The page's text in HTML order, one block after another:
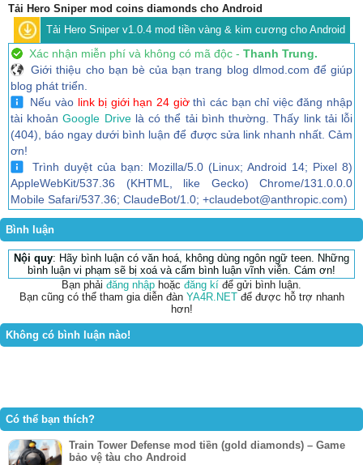
Tải Hero Sniper mod coins diamonds cho Android
Tải Hero Sniper v1.0.4 mod tiền vàng & kim cương cho Android
Xác nhận miễn phí và không có mã độc - Thanh Trung.
Giới thiệu cho bạn bè của bạn trang blog dlmod.com để giúp
blog phát triển.
Nếu vào link bị giới hạn 24 giờthì các bạn chỉ việc đăng nhập
tài khoảnGoogle Drivelà có thể tải bình thường. Thấy link tải lỗi
(404), báo ngay dưới bình luận để được sửa link nhanh nhất. Cảm
ơn!
Trình duyệt của bạn: Mozilla/5.0 (Linux; Android 14; Pixel 8)
AppleWebKit/537.36 (KHTML, like Gecko) Chrome/131.0.0.0
Mobile Safari/537.36; ClaudeBot/1.0; +claudebot@anthropic.com)
Bình luận
Nội quy: Hãy bình luận có văn hoá, không dùng ngôn ngữ teen. Những
bình luận vi phạm sẽ bị xoá và cấm bình luận vĩnh viễn. Cám ơn!
Bạn phải đăng nhập hoặc đăng kí để gửi bình luận.
Bạn cũng có thể tham gia diễn đàn YA4R.NETđể được hỗ trợ nhanh
hơn!
Không có bình luận nào!
Có thể bạn thích?
Train Tower Defense mod tiền (gold diamonds) – Game
bảo vệ tàu cho Android